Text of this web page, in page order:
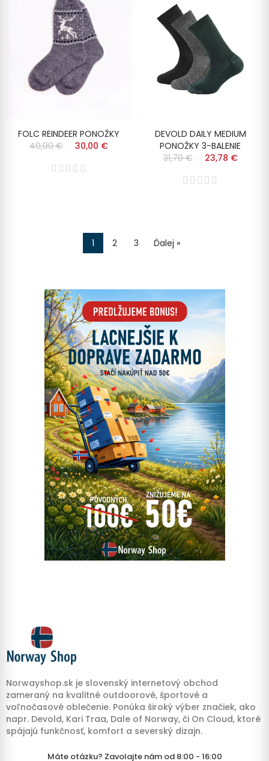
FOLC REINDEER PONOŽKY
40,00 €
30,00 €
DEVOLD DAILY MEDIUM
PONOŽKY 3-BALENIE
31,70 €
23,78 €
1 2 3 Ďalej »
Norwayshop.sk je slovenský internetový obchod
zameraný na kvalitné outdoorové, športové a
voľnočasové oblečenie. Ponúka široký výber značiek, ako
napr. Devold, Kari Traa, Dale of Norway, či On Cloud, ktoré
spájajú funkčnosť, komfort a severský dizajn.
Máte otázku? Zavolajte nám od 8:00 - 16:00